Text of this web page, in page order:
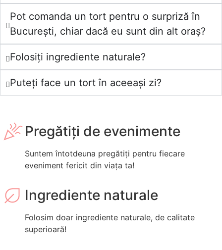
Pot comanda un tort pentru o surpriză în
București, chiar dacă eu sunt din alt oraș?
Folosiți ingrediente naturale?
Puteți face un tort în aceeași zi?
Pregătiți de evenimente
Suntem întotdeuna pregătiți pentru fiecare
eveniment fericit din viața ta!
Ingrediente naturale
Folosim doar ingrediente naturale, de calitate
superioară!